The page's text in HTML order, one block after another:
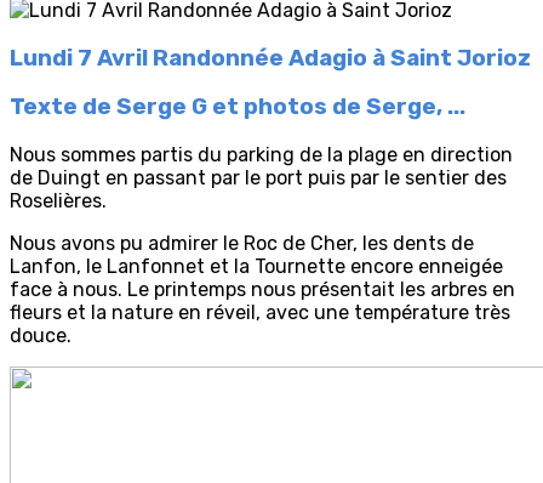
Lundi 7 Avril Randonnée Adagio à Saint Jorioz
Texte de Serge G et photos de Serge, ...
Nous sommes partis du parking de la plage en direction
de Duingt en passant par le port puis par le sentier des
Roselières.
Nous avons pu admirer le Roc de Cher, les dents de
Lanfon, le Lanfonnet et la Tournette encore enneigée
face à nous. Le printemps nous présentait les arbres en
fleurs et la nature en réveil, avec une température très
douce.